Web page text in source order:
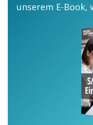
unserem E-Book,